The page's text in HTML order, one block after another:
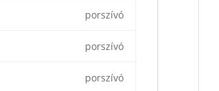
porszívó
porszívó
porszívó